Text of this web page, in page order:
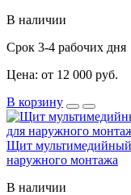
В наличии
Срок 3-4 рабочих дня
Цена: от 12 000 руб.
В корзину
Щит мультимедийный
наружного монтажа
В наличии